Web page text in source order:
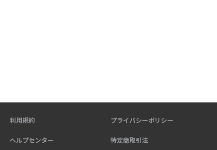
利用規約 プライバシーポリシー
ヘルプセンター 特定商取引法